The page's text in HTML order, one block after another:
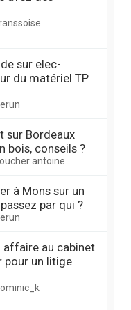
sur elec-
du matériel TP
sur Bordeaux
bois, conseils ?
antoine
à Mons sur un
par qui ?
affaire au cabinet
pour un litige